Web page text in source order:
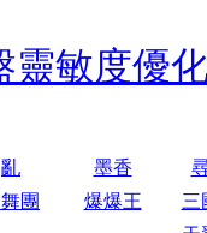
靈敏度優
亂 墨香
團 爆爆王
三